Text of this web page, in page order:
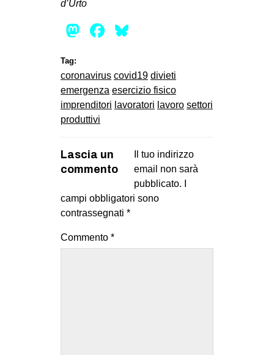
d’Urto
Mastodon
Facebook
Tag:
coronavirus covid19 divieti
emergenza esercizio fisico
imprenditori lavoratori lavoro settori
produttivi
Lascia un
commento
Il tuo indirizzo
email non sarà
pubblicato.
campi obbligatori sono
contrassegnati *
Commento *